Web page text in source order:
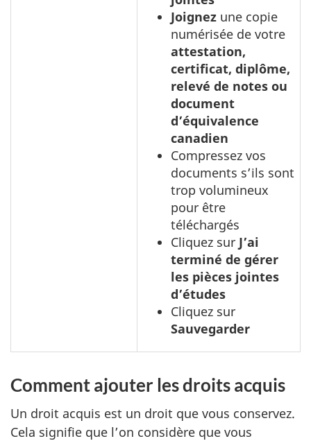
Joignez une copie
numérisée de votre
attestation,
certificat, diplôme,
relevé de notes ou
document
d’équivalence
canadien
Compressez vos
documents s’ils sont
trop volumineux
pour être
téléchargés
Cliquez sur J’ai
terminé de gérer
les pièces jointes
d’études
Cliquez sur
Sauvegarder
Comment ajouter les droits acquis
Un droit acquis est un droit que vous conservez.
Cela signifie que l’on considère que vous